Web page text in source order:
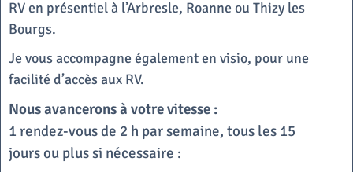
RV en présentiel à l’Arbresle, Roanne ou Thizy les
Bourgs.
Je vous accompagne également en visio, pour une
facilité d’accès aux RV.
Nous avancerons à votre vitesse :
1 rendez-vous de 2 h par semaine, tous les 15
jours ou plus si nécessaire :